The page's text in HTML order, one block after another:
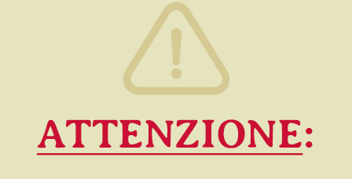
Settembre è sempre un nuovo inizio: si torna a lavoro, inizia la
scuola, ci si prepara all’arrivo dell’autunno prima, all’inverno poi.
Un mese di novità anche […]